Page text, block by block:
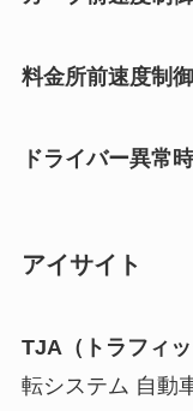
料金所前速度制
ドライバー異常
アイサイト
TJA（トラフィ
転システム 自動